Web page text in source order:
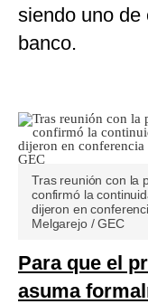
siendo uno de
banco.
Tras reunión con la
confirmó la
dijeron en
Melgarejo / GEC
Para que el
asuma